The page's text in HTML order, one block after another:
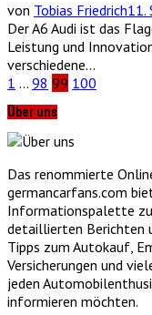
von Tobias Friedrich11.
Der A6 Audi ist das
Leistung und
verschiedene...
der
Beiträge
1 … 98 99 100
Über uns
Das renommierte
germancarfans.com
Informationspalette zu
detaillierten Berichten
Tipps zum Autokauf,
Versicherungen und
jeden
informieren möchten.